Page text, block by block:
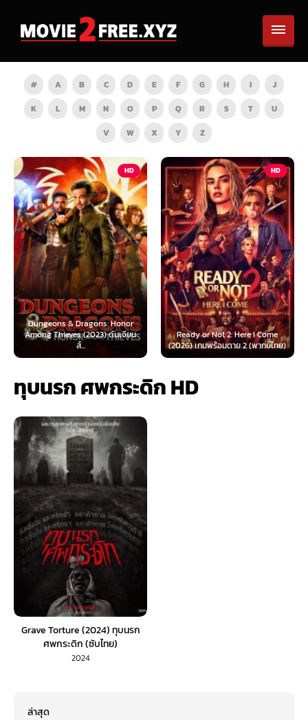
# A B C D E F G H I
J
K
L M N O P Q R S T
U
V
W X Y Z
HD
Dungeons & Dragons: Honor
Among Thieves (2023) ดันเจียน
ส์...
HD
Ready or Not 2: Here I Come
(2026) เกมพร้อมตาย 2 (พากย์ไทย)
ทุบนรก ศพกระดิก HD
Grave Torture (2024) ทุบนรก
ศพกระดิก (ซับไทย)
2024
ล่าสุด